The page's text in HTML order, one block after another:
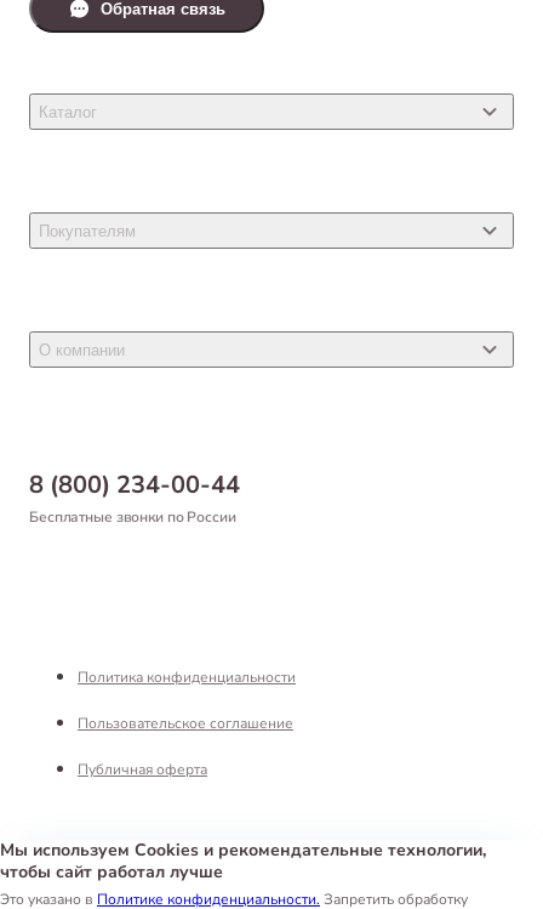
8 (800) 234-00-44
Бесплатные звонки по России
Каталог
Товары для собак
Товары для птиц
Покупателям
Новости
Самовывоз
Оформление заказа
О компании
Благотворительный фонд
Реквизиты
Обратная связь
Интернет-магазин «Белый Кролик»
Политика конфиденциальности
Пользовательское соглашение
Публичная оферта
Мы используем Cookies и рекомендательные технологии,
чтобы сайт работал лучше
Это указано в Политике конфиденциальности. Запретить обработку